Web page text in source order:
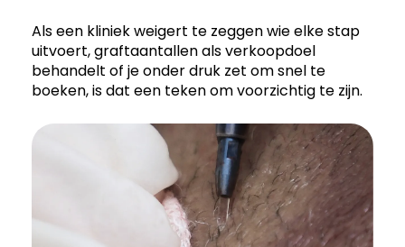
Als een kliniek weigert te zeggen wie elke stap
uitvoert, graftaantallen als verkoopdoel
behandelt of je onder druk zet om snel te
boeken, is dat een teken om voorzichtig te zijn.